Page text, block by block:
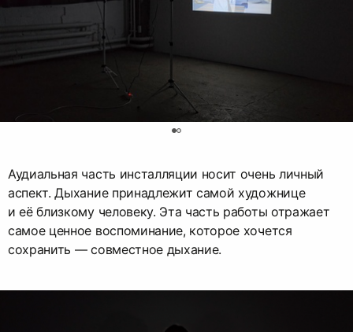
Аудиальная часть инсталляции носит очень личный
аспект. Дыхание принадлежит самой художнице
и её близкому человеку. Эта часть работы отражает
самое ценное воспоминание, которое хочется
сохранить — совместное дыхание.